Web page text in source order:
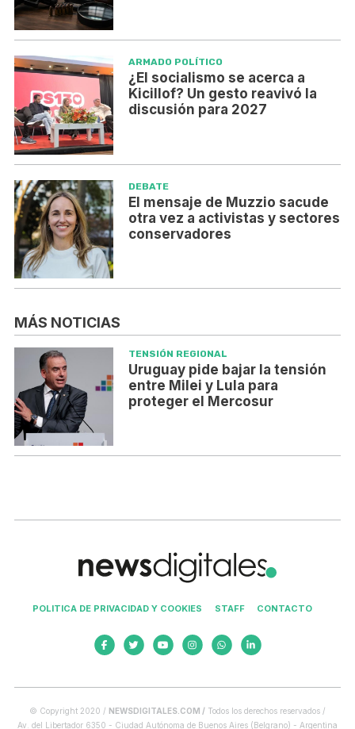
ARMADO POLÍTICO
¿El socialismo se acerca a
Kicillof? Un gesto reavivó la
discusión para 2027
DEBATE
El mensaje de Muzzio sacude
otra vez a activistas y sectores
conservadores
MÁS NOTICIAS
TENSIÓN REGIONAL
Uruguay pide bajar la tensión
entre Milei y Lula para
proteger el Mercosur
POLITICA DE PRIVACIDAD Y COOKIES STAFF CONTACTO
© Copyright 2020 / NEWSDIGITALES.COM / Todos los derechos reservados /
Av. del Libertador 6350 - Ciudad Autónoma de Buenos Aires (Belgrano) - Argentina